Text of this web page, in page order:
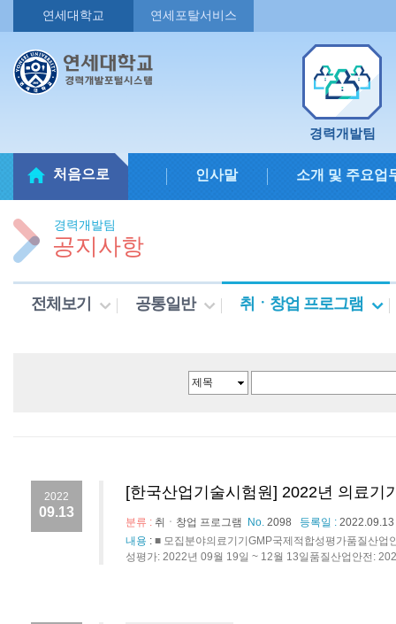
연세대학교 연세포탈서비스
경력개발팀
처음으로 인사말 소개 및 주요업
경력개발팀
공지사항
전체보기 공통일반 취ㆍ창업 프로그램
2022
09.13
[한국산업기술시험원] 2022년 의료기
분류 : 취ㆍ창업 프로그램 No. 2098 등록일 : 2022.09.13
내용 : ■ 모집분야의료기기GMP국제적합성평가품질산
성평가: 2022년 09월 19일 ~ 12월 13일품질산업안전: